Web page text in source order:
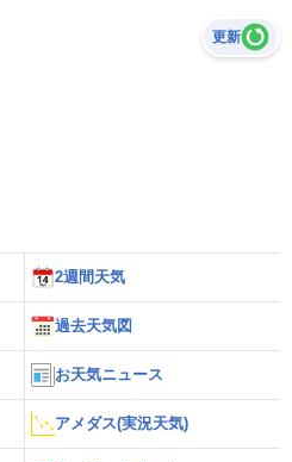
更新
2週間天気
過去天気図
お天気ニュース
アメダス(実況天気)